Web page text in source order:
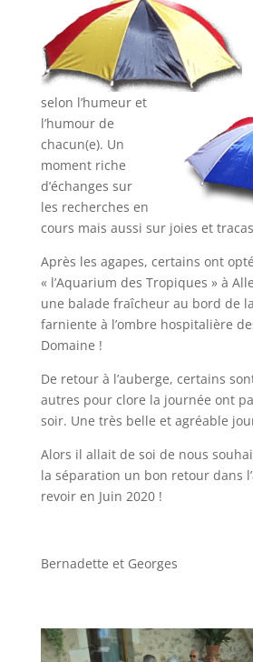
selon l’humeur et
l’humour de
chacun(e). Un
moment riche
d’échanges sur
les recherches en
cours mais aussi sur joies et
Après les agapes, certains ont
« l’Aquarium des Tropiques » à
une balade fraîcheur au bord de
farniente à l’ombre hospitalière
Domaine !
De retour à l’auberge, certains
autres pour clore la journée ont
soir. Une très belle et agréable
Alors il allait de soi de nous
la séparation un bon retour dans
revoir en Juin 2020 !
Bernadette et Georges